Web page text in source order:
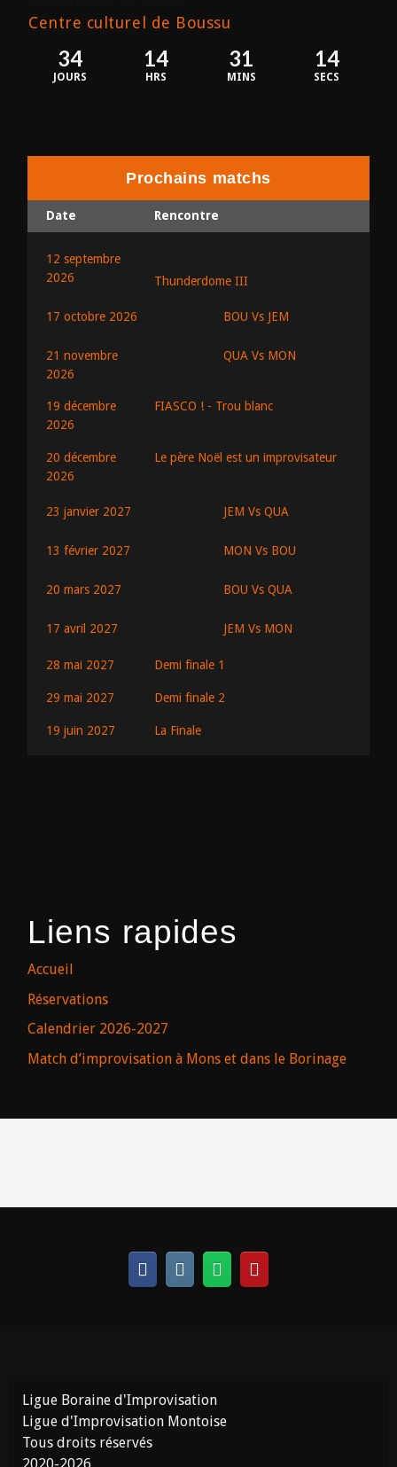
Centre culturel de Boussu
34
JOURS
14
HRS
31
MINS
14
SECS
Prochains matchs
Date Rencontre
12 septembre
2026
Thunderdome III
17 octobre 2026 BOU Vs JEM
21 novembre
2026
QUA Vs MON
19 décembre
2026
FIASCO ! - Trou blanc
20 décembre
2026
Le père Noël est un improvisateur
23 janvier 2027 JEM Vs QUA
13 février 2027 MON Vs BOU
20 mars 2027 BOU Vs QUA
17 avril 2027 JEM Vs MON
28 mai 2027 Demi finale 1
29 mai 2027 Demi finale 2
19 juin 2027 La Finale
Liens rapides
Accueil
Réservations
Calendrier 2026-2027
Match d’improvisation à Mons et dans le Borinage
Ligue Boraine d'Improvisation
Ligue d'Improvisation Montoise
Tous droits réservés